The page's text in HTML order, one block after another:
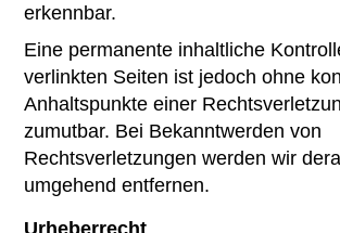
erkennbar.
Eine permanente inhaltliche
verlinkten Seiten ist jedoch ohne
Anhaltspunkte einer
zumutbar. Bei Bekanntwerden von
Rechtsverletzungen werden wir
umgehend entfernen.
Urheberrecht